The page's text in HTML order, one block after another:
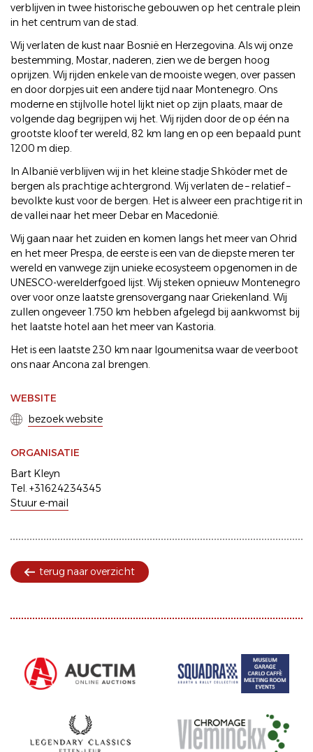
verblijven in twee historische gebouwen op het centrale plein
in het centrum van de stad.
Wij verlaten de kust naar Bosnië en Herzegovina. Als wij onze
bestemming, Mostar, naderen, zien we de bergen hoog
oprijzen. Wij rijden enkele van de mooiste wegen, over passen
en door dorpjes uit een andere tijd naar Montenegro. Ons
moderne en stijlvolle hotel lijkt niet op zijn plaats, maar de
volgende dag begrijpen wij het. Wij rijden door de op één na
grootste kloof ter wereld, 82 km lang en op een bepaald punt
1200 m diep.
In Albanië verblijven wij in het kleine stadje Shköder met de
bergen als prachtige achtergrond. Wij verlaten de – relatief –
bevolkte kust voor de bergen. Het is alweer een prachtige rit in
de vallei naar het meer Debar en Macedonië.
Wij gaan naar het zuiden en komen langs het meer van Ohrid
en het meer Prespa, de eerste is een van de diepste meren ter
wereld en vanwege zijn unieke ecosysteem opgenomen in de
UNESCO-werelderfgoed lijst. Wij steken opnieuw Montenegro
over voor onze laatste grensovergang naar Griekenland. Wij
zullen ongeveer 1.750 km hebben afgelegd bij aankwomst bij
het laatste hotel aan het meer van Kastoria.
Het is een laatste 230 km naar Igoumenitsa waar de veerboot
ons naar Ancona zal brengen.
WEBSITE
bezoek website
ORGANISATIE
Bart Kleyn
Tel. +31624234345
Stuur e-mail
terug naar overzicht